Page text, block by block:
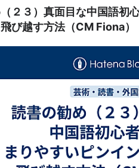
２３）真面目な中国語初
び越す方法（CM Fiona）